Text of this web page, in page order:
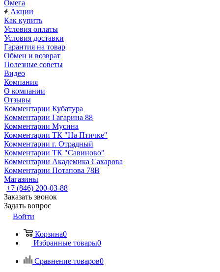
Омега
Акции
Как купить
Условия оплаты
Условия доставки
Гарантия на товар
Обмен и возврат
Полезные советы
Видео
Компания
О компании
Отзывы
Комментарии Кубатура
Комментарии Гагарина 88
Комментарии Мусина
Комментарии ТК "На Птичке"
Комментарии г. Отрадный
Комментарии ТК "Савиново"
Комментарии Академика Сахарова
Комментарии Потапова 78В
Магазины
+7 (846) 200-03-88
Заказать звонок
Задать вопрос
Войти
Корзина0
Избранные товары0
Сравнение товаров0